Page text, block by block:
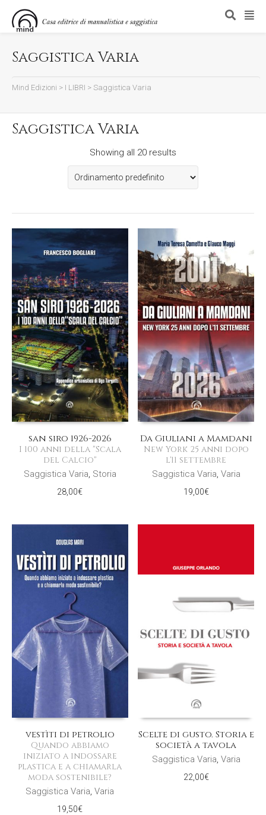
Saggistica Varia
Mind Edizioni > I LIBRI > Saggistica Varia
Saggistica Varia
Showing all 20 results
san siro 1926-2026
I 100 anni della "Scala
del Calcio"
Saggistica Varia, Storia
28,00€
Da Giuliani a Mamdani
New York 25 anni dopo
l'11 settembre
Saggistica Varia, Varia
19,00€
vestìti di petrolio
Quando abbiamo
iniziato a indossare
plastica e a chiamarla
moda sostenibile?
Saggistica Varia,Varia
19,50€
Scelte di gusto. Storia e
società a tavola
Saggistica Varia, Varia
22,00€